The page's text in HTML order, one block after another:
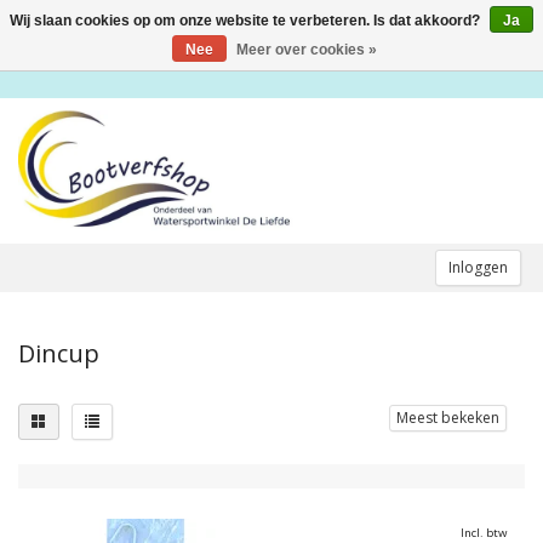
Inloggen
Toggle
Dincup
Meest bekeken
Incl. btw
Wij slaan cookies op om onze website te verbeteren. Is dat akkoord?
Ja
Nee
Meer over cookies »